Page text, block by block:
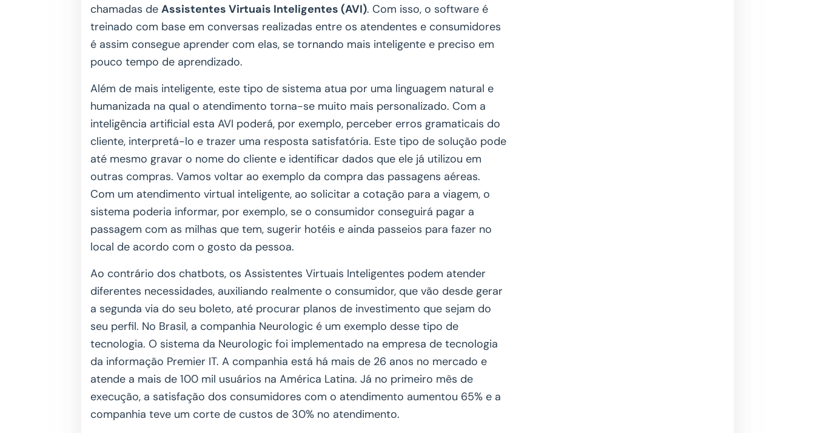
chamadas deAssistentes Virtuais Inteligentes (AVI). Com isso, o software é
treinado com base em conversas realizadas entre os atendentes e consumidores
é assim consegue aprender com elas, se tornando mais inteligente e preciso em
pouco tempo de aprendizado.
Além de mais inteligente, este tipo de sistema atua por uma linguagem natural e
humanizada na qual o atendimento torna-se muito mais personalizado. Com a
inteligência artificial esta AVI poderá, por exemplo, perceber erros gramaticais do
cliente, interpretá-lo e trazer uma resposta satisfatória. Este tipo de solução pode
até mesmo gravar o nome do cliente e identificar dados que ele já utilizou em
outras compras. Vamos voltar ao exemplo da compra das passagens aéreas.
Com um atendimento virtual inteligente, ao solicitar a cotação para a viagem, o
sistema poderia informar, por exemplo, se o consumidor conseguirá pagar a
passagem com as milhas que tem, sugerir hotéis e ainda passeios para fazer no
local de acordo com o gosto da pessoa.
Ao contrário dos chatbots, os Assistentes Virtuais Inteligentes podem atender
diferentes necessidades, auxiliando realmente o consumidor, que vão desde gerar
a segunda via do seu boleto, até procurar planos de investimento que sejam do
seu perfil. No Brasil, a companhia Neurologic é um exemplo desse tipo de
tecnologia. O sistema da Neurologic foi implementado na empresa de tecnologia
da informação Premier IT. A companhia está há mais de 26 anos no mercado e
atende a mais de 100 mil usuários na América Latina. Já no primeiro mês de
execução, a satisfação dos consumidores com o atendimento aumentou 65% e a
companhia teve um corte de custos de 30% no atendimento.